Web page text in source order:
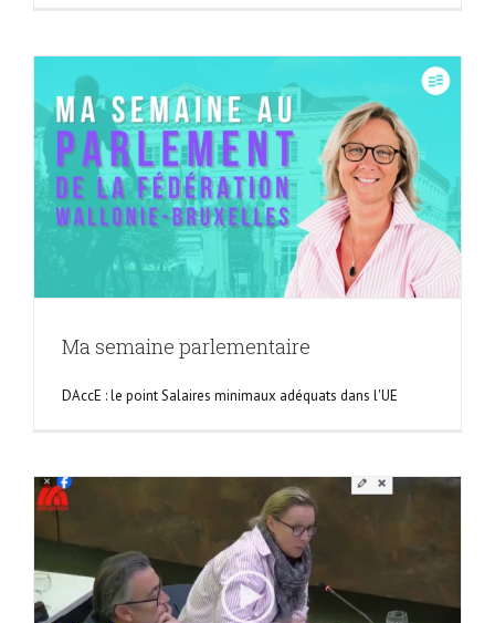
Ma semaine parlementaire
DAccE : le point Salaires minimaux adéquats dans l'UE